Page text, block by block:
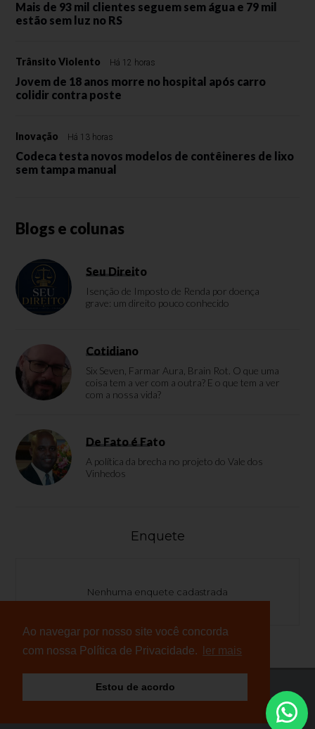
Ao navegar por nosso site você concorda
com nossa Política de Privacidade.
ler mais
Estou de acordo
Mais de 93 mil clientes seguem sem água e 79 mil
estão sem luz no RS
Trânsito Violento Há 12 horas
Jovem de 18 anos morre no hospital após carro
colidir contra poste
Inovação Há 13 horas
Codeca testa novos modelos de contêineres de lixo
sem tampa manual
Blogs e colunas
Seu Direito
Isenção de Imposto de Renda por doença
grave: um direito pouco conhecido
Cotidiano
Six Seven, Farmar Aura, Brain Rot. O que uma
coisa tem a ver com a outra? E o que tem a ver
com a nossa vida?
De Fato é Fato
A política da brecha no projeto do Vale dos
Vinhedos
Enquete
Nenhuma enquete cadastrada
© Copyright 2026 - NB Notícias - Todos os direitos